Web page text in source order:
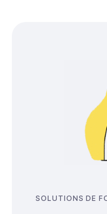
SOLUTIONS DE